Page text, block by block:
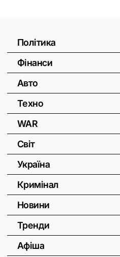
Політика
Фінанси
Авто
Техно
WAR
Світ
Україна
Кримінал
Новини
Тренди
Афіша